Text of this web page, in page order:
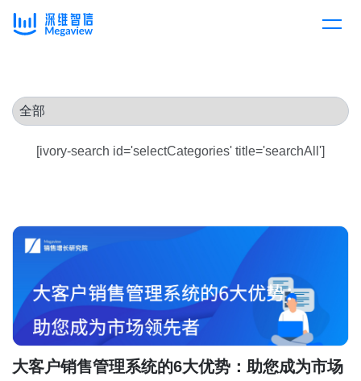
解决方案
消费医疗
教育
汽车
房地产
定价
资源中心
资源中心
关于我们
content
[ivory-search id='selectCategories' title='searchAll']
大客户销售管理系统的6大优势：助您成为市场